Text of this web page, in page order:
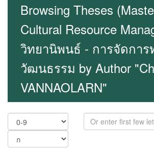
Browsing Theses
Cultural Resource
วิทยานิพนธ์ - การจัดการ
วัฒนธรรม by Author
VANNAOLARN"